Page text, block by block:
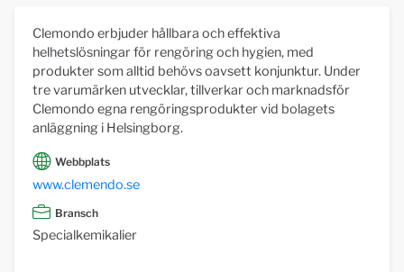
Clemondo erbjuder hållbara och effektiva
helhetslösningar för rengöring och hygien, med
produkter som alltid behövs oavsett konjunktur. Under
tre varumärken utvecklar, tillverkar och marknadsför
Clemondo egna rengöringsprodukter vid bolagets
anläggning i Helsingborg.
Webbplats
www.clemendo.se
Bransch
Specialkemikalier